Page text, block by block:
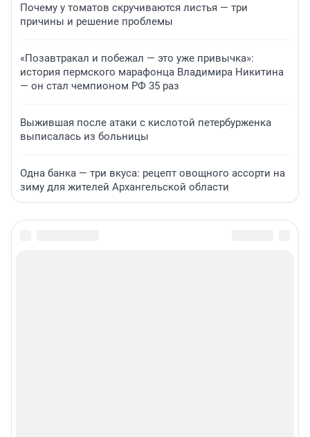
Почему у томатов скручиваются листья — три
причины и решение проблемы
«Позавтракал и побежал — это уже привычка»:
история пермского марафонца Владимира Никитина
— он стал чемпионом РФ 35 раз
Выжившая после атаки с кислотой петербурженка
выписалась из больницы
Одна банка — три вкуса: рецепт овощного ассорти на
зиму для жителей Архангельской области